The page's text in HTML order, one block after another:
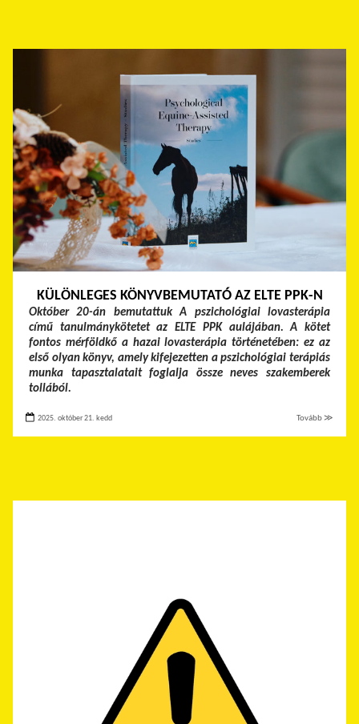
KÜLÖNLEGES KÖNYVBEMUTATÓ AZ ELTE PPK-N
Október 20-án bemutattuk A pszichológiai lovasterápia
című tanulmánykötetet az ELTE PPK aulájában. A kötet
fontos mérföldkő a hazai lovasterápia történetében: ez az
első olyan könyv, amely kifejezetten a pszichológiai terápiás
munka tapasztalatait foglalja össze neves szakemberek
tollából.
2025. október 21. kedd Tovább ≫